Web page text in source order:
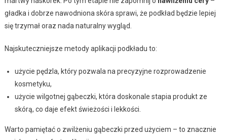
gładka i dobrze nawodniona skóra sprawi, że podkład będzie lepiej
się trzymał oraz nada naturalny wygląd.
Najskuteczniejsze metody aplikacji podkładu to:
użycie pędzla, który pozwala na precyzyjne rozprowadzenie
kosmetyku,
użycie wilgotnej gąbeczki, która doskonale stapia produkt ze
skórą, co daje efekt świeżości i lekkości.
Warto pamiętać o zwilżeniu gąbeczki przed użyciem – to znacznie